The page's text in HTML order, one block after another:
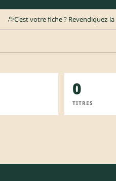
C'est votre fiche ? Revendiquez-la
0
TITRES